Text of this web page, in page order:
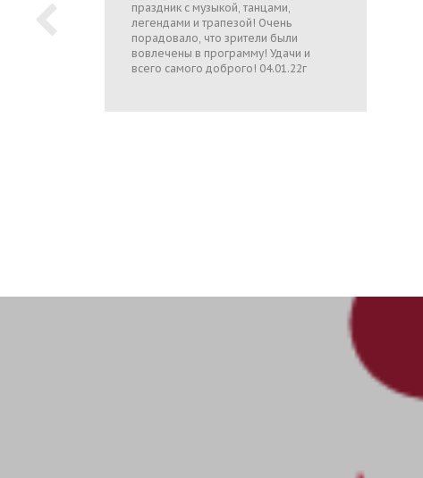
праздник с музыкой, танцами,
легендами и трапезой! Очень
порадовало, что зрители были
вовлечены в программу! Удачи и
всего самого доброго! 04.01.22г